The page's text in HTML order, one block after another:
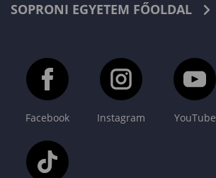
SOPRONI EGYETEM FŐOLDAL
Facebook Instagram YouTube